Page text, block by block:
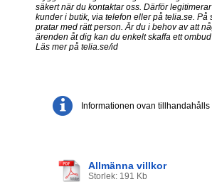
säkert när du kontaktar oss. Därför
kunder i butik, via telefon eller på telia.se. På
pratar med rätt person. Är du i behov av att
ärenden åt dig kan du enkelt skaffa ett
Läs mer på telia.se/id
Informationen ovan tillhandahålls
Allmänna villkor
Storlek: 191 Kb